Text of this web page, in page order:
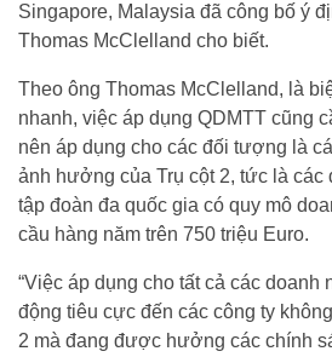
Singapore, Malaysia đã công bố ý
Thomas McClelland cho biết.
Theo ông Thomas McClelland, là
nhanh, việc áp dụng QDMTT cũng
nên áp dụng cho các đối tượng là
ảnh hưởng của Trụ cột 2, tức là các
tập đoàn đa quốc gia có quy mô
cầu hàng năm trên 750 triệu Euro.
“Việc áp dụng cho tất cả các doanh
động tiêu cực đến các công ty
2 mà đang được hưởng các chính